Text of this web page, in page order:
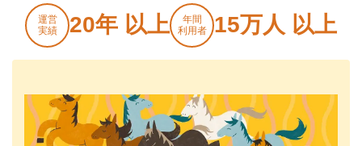
運営
実績
20年 以上
年間
利用者
15万人 以上